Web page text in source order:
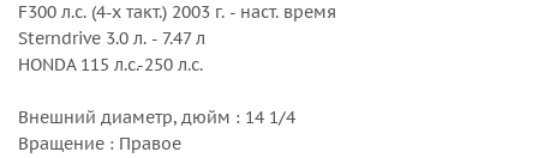
F300 л.с. (4-х такт.) 2003 г. - наст. время
Sterndrive 3.0 л. - 7.47 л
HONDA 115 л.с.-250 л.с.
Внешний диаметр, дюйм : 14 1/4
Вращение : Правое